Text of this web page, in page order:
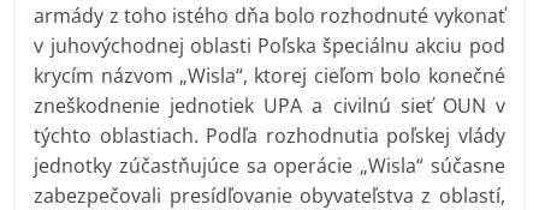
armády z toho istého dňa bolo rozhodnuté vykonať
v juhovýchodnej oblasti Poľska špeciálnu akciu pod
krycím názvom „Wisla“, ktorej cieľom bolo konečné
zneškodnenie jednotiek UPA a civilnú sieť OUN v
týchto oblastiach. Podľa rozhodnutia poľskej vlády
jednotky zúčastňujúce sa operácie „Wisla“ súčasne
zabezpečovali presídľovanie obyvateľstva z oblastí,